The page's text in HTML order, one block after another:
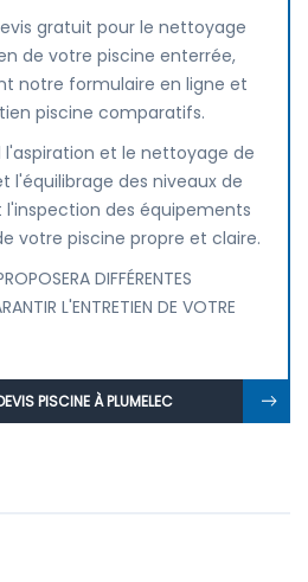
gratuit pour le nettoyage
de votre piscine enterrée,
notre formulaire en ligne et
piscine comparatifs.
et le nettoyage de
l'équilibrage des niveaux de
des équipements
votre piscine propre et claire.
DIFFÉRENTES
L'ENTRETIEN DE VOTRE
PISCINE À PLUMELEC